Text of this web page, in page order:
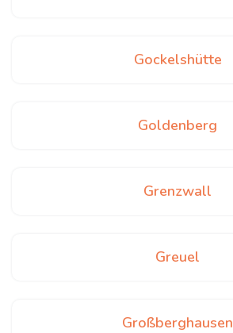
Gockelshütte
Goldenberg
Grenzwall
Greuel
Großberghausen